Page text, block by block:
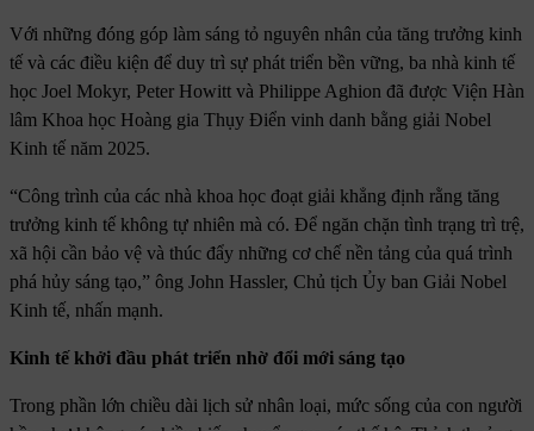
Với những đóng góp làm sáng tỏ nguyên nhân của tăng trưởng kinh
tế và các điều kiện để duy trì sự phát triển bền vững, ba nhà kinh tế
học Joel Mokyr, Peter Howitt và Philippe Aghion đã được Viện Hàn
lâm Khoa học Hoàng gia Thụy Điển vinh danh bằng giải Nobel
Kinh tế năm 2025.
“Công trình của các nhà khoa học đoạt giải khẳng định rằng tăng
trưởng kinh tế không tự nhiên mà có. Để ngăn chặn tình trạng trì trệ,
xã hội cần bảo vệ và thúc đẩy những cơ chế nền tảng của quá trình
phá hủy sáng tạo,” ông John Hassler, Chủ tịch Ủy ban Giải Nobel
Kinh tế, nhấn mạnh.
Kinh tế khởi đầu phát triển nhờ đổi mới sáng tạo
Trong phần lớn chiều dài lịch sử nhân loại, mức sống của con người